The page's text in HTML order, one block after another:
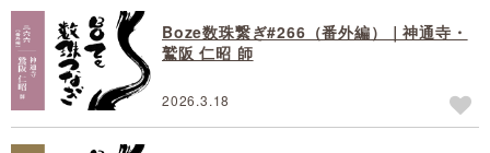
Boze数珠繋ぎ#266（番外編）｜神通寺・
鷲阪 仁昭 師
2026.3.18